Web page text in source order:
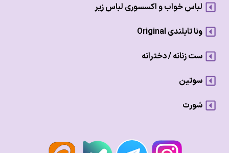
لباس خواب و اکسسوری لباس زیر
ونا تایلندی Original
ست زنانه / دخترانه
سوتین
شورت